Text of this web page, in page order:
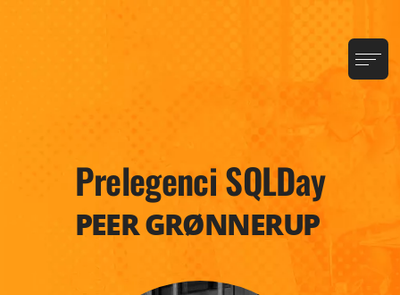
Prelegenci SQLDay
PEER GRØNNERUP